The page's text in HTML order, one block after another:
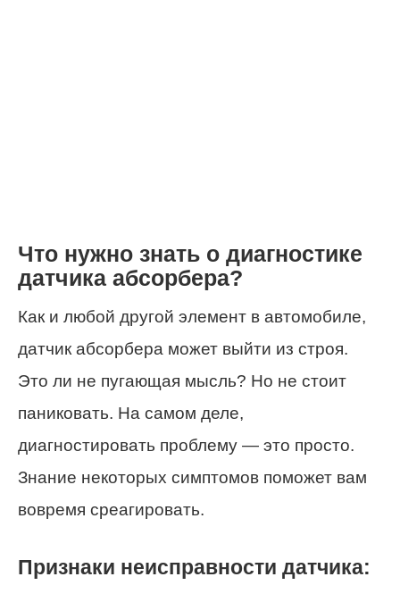
Что нужно знать о диагностике
датчика абсорбера?
Как и любой другой элемент в автомобиле,
датчик абсорбера может выйти из строя.
Это ли не пугающая мысль? Но не стоит
паниковать. На самом деле,
диагностировать проблему — это просто.
Знание некоторых симптомов поможет вам
вовремя среагировать.
Признаки неисправности датчика: